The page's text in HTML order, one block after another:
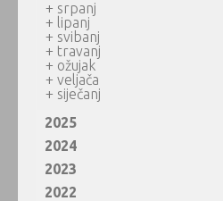
+ srpanj
+ lipanj
+ svibanj
+ travanj
+ ožujak
+ veljača
+ siječanj
2025
2024
2023
2022